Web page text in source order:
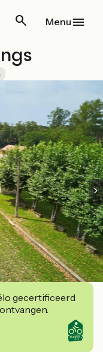
Menu
gecertificeerd